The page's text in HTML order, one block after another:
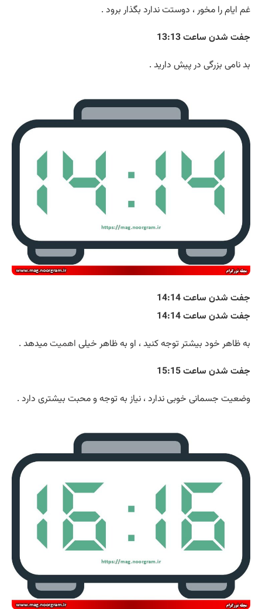
غم ایام را مخور ، دوستت ندارد بگذار برود .
جفت شدن ساعت 13:13
بد نامی بزرگی در پیش دارید .
جفت شدن ساعت 14:14
جفت شدن ساعت 14:14
به ظاهر خود بیشتر توجه کنید ، او به ظاهر خیلی اهمیتمیدهد .
جفت شدن ساعت 15:15
وضعیت جسمانی خوبی ندارد ، نیاز به توجه و محبت بیشتری دارد .